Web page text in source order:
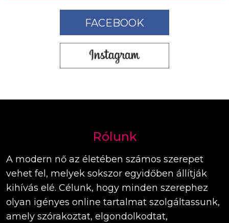
FACEBOOK
Rólunk
A modern nő az életében számos szerepet
vehet fel, melyek sokszor egyidőben állítják
kihívás elé. Célunk, hogy minden szerephez
olyan igényes online tartalmat szolgáltassunk,
amely szórakoztat, elgondolkodtat,